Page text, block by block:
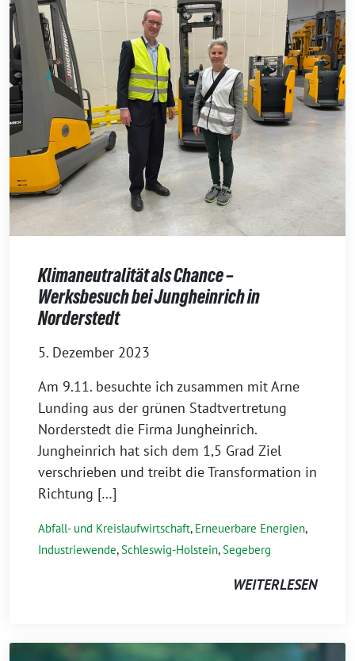
Klimaneutralität als Chance –
Werksbesuch bei Jungheinrich in
Norderstedt
5. Dezember 2023
Am 9.11. besuchte ich zusammen mit Arne
Lunding aus der grünen Stadtvertretung
Norderstedt die Firma Jungheinrich.
Jungheinrich hat sich dem 1,5 Grad Ziel
verschrieben und treibt die Transformation in
Richtung […]
Abfall- und Kreislaufwirtschaft, Erneuerbare Energien,
Industriewende,Schleswig-Holstein,Segeberg
WEITERLESEN